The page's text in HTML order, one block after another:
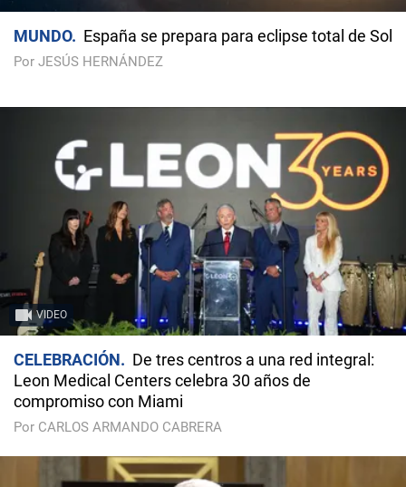
MUNDO España se prepara para eclipse total de Sol
Por JESÚS HERNÁNDEZ
VIDEO
CELEBRACIÓN
De tres centros a una red integral:
Leon Medical Centers celebra 30 años de
compromiso con Miami
Por CARLOS ARMANDO CABRERA